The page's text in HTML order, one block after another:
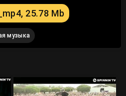
25.78 Mb
музыка